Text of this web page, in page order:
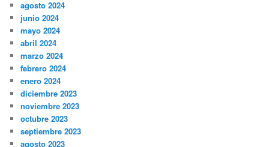
agosto 2024
junio 2024
mayo 2024
abril 2024
marzo 2024
febrero 2024
enero 2024
diciembre 2023
noviembre 2023
octubre 2023
septiembre 2023
agosto 2023